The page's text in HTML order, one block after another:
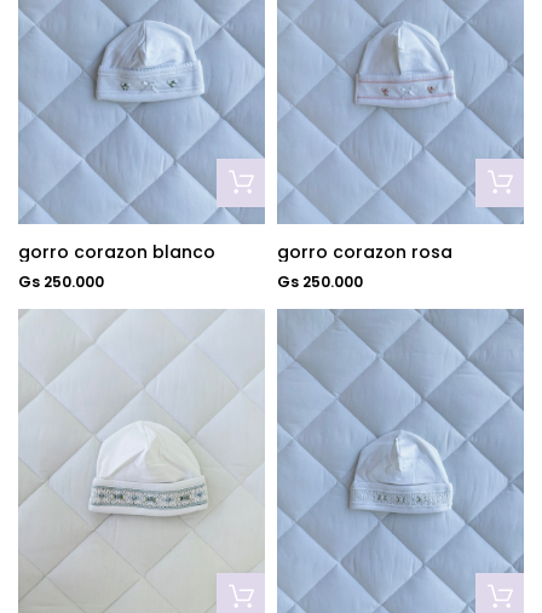
gorro corazon blanco
Gs 250.000
gorro corazon rosa
Gs 250.000